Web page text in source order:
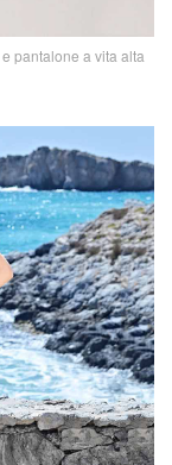
pantalone a vita alta